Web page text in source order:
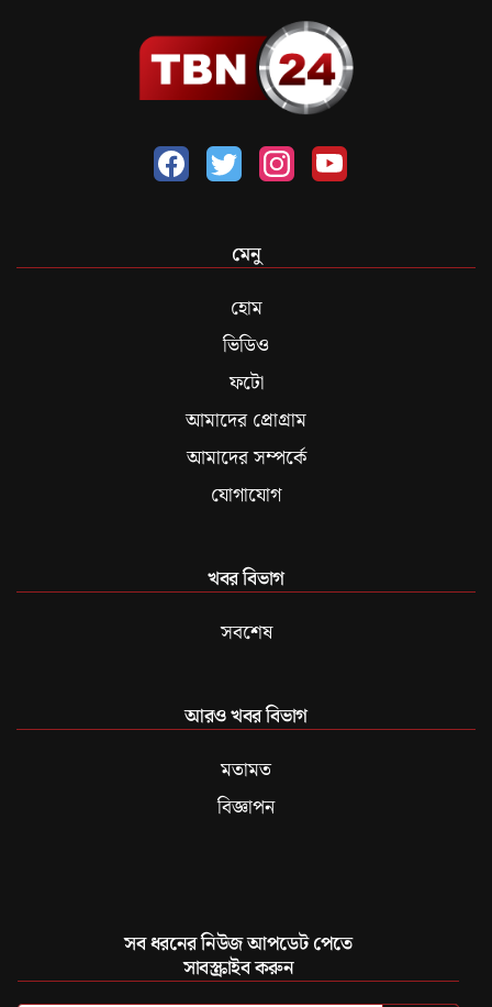
মেনু
হোম
ভিডিও
ফটো
আমাদের প্রোগ্রাম
আমাদের সম্পর্কে
যোগাযোগ
খবর বিভাগ
সবশেষ
আরও খবর বিভাগ
মতামত
বিজ্ঞাপন
সব ধরনের নিউজ আপডেট পেতে
সাবস্ক্রাইব করুন